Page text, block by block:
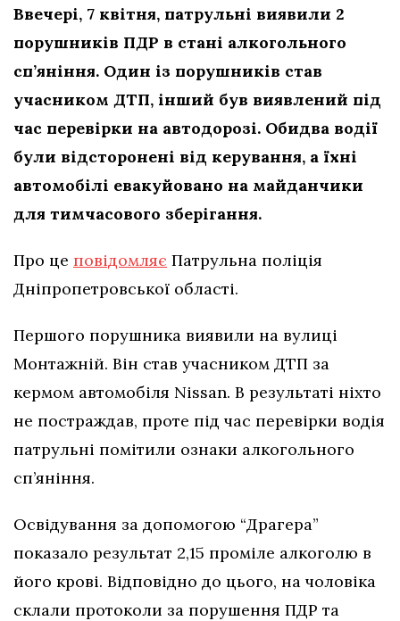
Ввечері, 7 квітня, патрульні виявили 2
порушників ПДР в стані алкогольного
сп’яніння. Один із порушників став
учасником ДТП, інший був виявлений під
час перевірки на автодорозі. Обидва водії
були відсторонені від керування, а їхні
автомобілі евакуйовано на майданчики
для тимчасового зберігання.
Про це повідомляє Патрульна поліція
Дніпропетровської області.
Першого порушника виявили на вулиці
Монтажній. Він став учасником ДТП за
кермом автомобіля Nissan. В результаті ніхто
не постраждав, проте під час перевірки водія
патрульні помітили ознаки алкогольного
сп’яніння.
Освідування за допомогою “Драгера”
показало результат 2,15 проміле алкоголю в
його крові. Відповідно до цього, на чоловіка
склали протоколи за порушення ПДР та